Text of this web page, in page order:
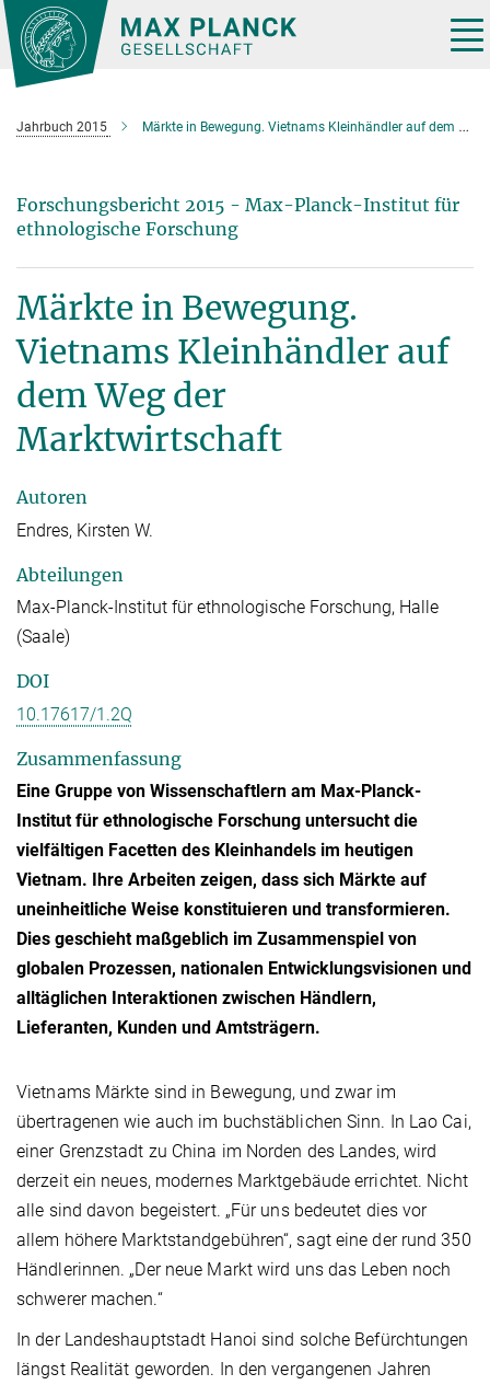
Hauptinhalt
Jahrbuch 2015 Märkte in Bewegung. Vietnams Kleinhändler auf dem Weg der Marktwirtschaft
Forschungsbericht 2015 - Max-Planck-Institut für
ethnologische Forschung
Märkte in Bewegung.
Vietnams Kleinhändler auf
dem Weg der
Marktwirtschaft
Autoren
Endres, Kirsten W.
Abteilungen
Max-Planck-Institut für ethnologische Forschung, Halle
(Saale)
DOI
10.17617/1.2Q
Zusammenfassung
Eine Gruppe von Wissenschaftlern am Max-Planck-
Institut für ethnologische Forschung untersucht die
vielfältigen Facetten des Kleinhandels im heutigen
Vietnam. Ihre Arbeiten zeigen, dass sich Märkte auf
uneinheitliche Weise konstituieren und transformieren.
Dies geschieht maßgeblich im Zusammenspiel von
globalen Prozessen, nationalen Entwicklungsvisionen und
alltäglichen Interaktionen zwischen Händlern,
Lieferanten, Kunden und Amtsträgern.
Vietnams Märkte sind in Bewegung, und zwar im
übertragenen wie auch im buchstäblichen Sinn. In Lao Cai,
einer Grenzstadt zu China im Norden des Landes, wird
derzeit ein neues, modernes Marktgebäude errichtet. Nicht
alle sind davon begeistert. „Für uns bedeutet dies vor
allem höhere Marktstandgebühren“, sagt eine der rund 350
Händlerinnen. „Der neue Markt wird uns das Leben noch
schwerer machen.“
In der Landeshauptstadt Hanoi sind solche Befürchtungen
längst Realität geworden. In den vergangenen Jahren